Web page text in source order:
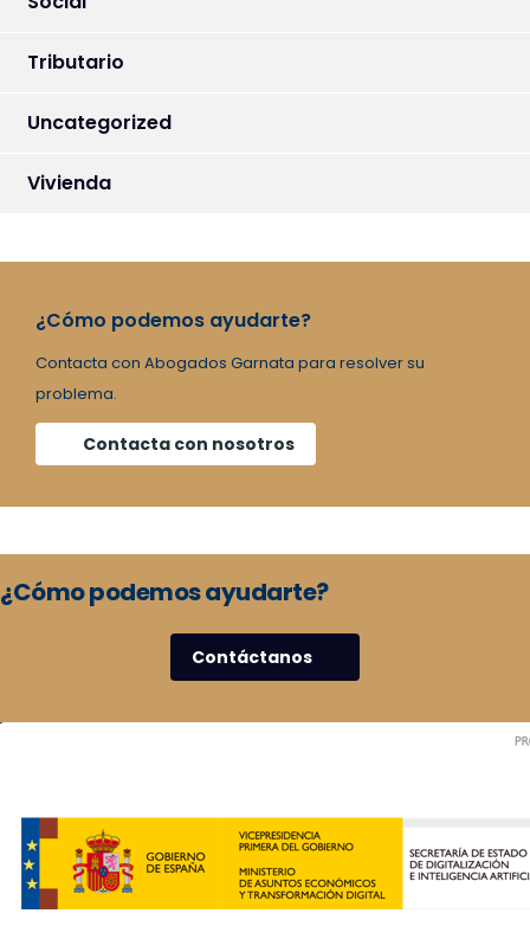
Tributario
Uncategorized
Vivienda
¿Cómo podemos ayudarte?
Contacta con Abogados Garnata para resolver su
problema.
Contacta con nosotros
¿Cómo podemos ayudarte?
Contáctanos